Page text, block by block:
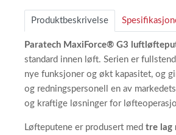
Produktbeskrivelse
Paratech MaxiForce® G3
standard innen løft. Serien er
nye funksjoner og økt kapasitet, og
og redningspersonell en av
og kraftige løsninger for
Løfteputene er produsert med tre lag